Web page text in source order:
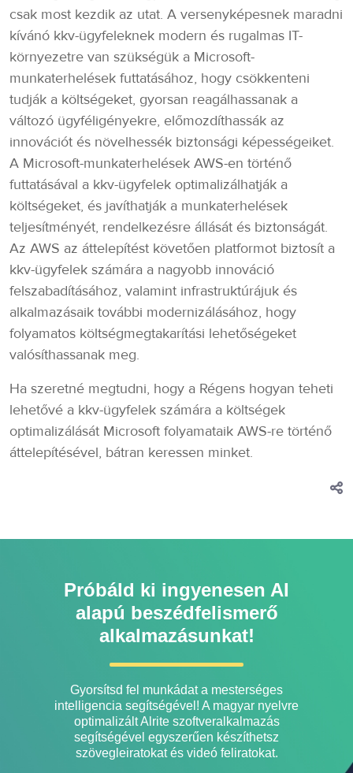
csak most kezdik az utat. A versenyképesnek maradni
kívánó kkv-ügyfeleknek modern és rugalmas IT-
környezetre van szükségük a Microsoft-
munkaterhelések futtatásához, hogy csökkenteni
tudják a költségeket, gyorsan reagálhassanak a
változó ügyféligényekre, előmozdíthassák az
innovációt és növelhessék biztonsági képességeiket.
A Microsoft-munkaterhelések AWS-en történő
futtatásával a kkv-ügyfelek optimalizálhatják a
költségeket, és javíthatják a munkaterhelések
teljesítményét, rendelkezésre állását és biztonságát.
Az AWS az áttelepítést követően platformot biztosít a
kkv-ügyfelek számára a nagyobb innováció
felszabadításához, valamint infrastruktúrájuk és
alkalmazásaik további modernizálásához, hogy
folyamatos költségmegtakarítási lehetőségeket
valósíthassanak meg.
Ha szeretné megtudni, hogy a Régens hogyan teheti
lehetővé a kkv-ügyfelek számára a költségek
optimalizálását Microsoft folyamataik AWS-re történő
áttelepítésével, bátran keressen minket.
Próbáld ki ingyenesen AI
alapú beszédfelismerő
alkalmazásunkat!
Gyorsítsd fel munkádat a mesterséges
intelligencia segítségével! A magyar nyelvre
optimalizált Alrite szoftveralkalmazás
segítségével egyszerűen készíthetsz
szövegleiratokat és videó feliratokat.